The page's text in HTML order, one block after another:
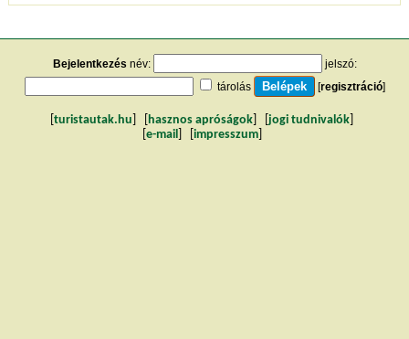
Bejelentkezés név:
jelszó:
tárolás
[regisztráció]
turistautak.hu hasznos apróságok jogi tudnivalók
e-mail impresszum]